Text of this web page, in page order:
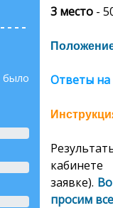
3 место -
Ответы на
заявке).
просим